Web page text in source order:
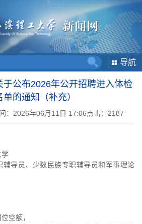
导航
于公布2026年公开招聘进入体检
的通知（补充）
：2026年06月11日 17:06点击： 2187
学
辅导员、少数民族专职辅导员和军事理论
空额，